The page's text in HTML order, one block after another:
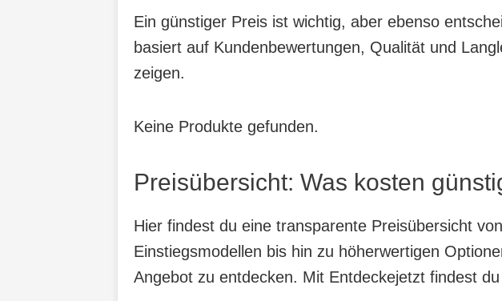
Ein günstiger Preis ist wichtig, aber ebenso
basiert auf Kundenbewertungen, Qualität und
zeigen.
Keine Produkte gefunden.
Preisübersicht: Was kosten
Hier findest du eine transparente Preisübersicht
Einstiegsmodellen bis hin zu höherwertigen
Angebot zu entdecken. Mit Entdeckejetzt findest